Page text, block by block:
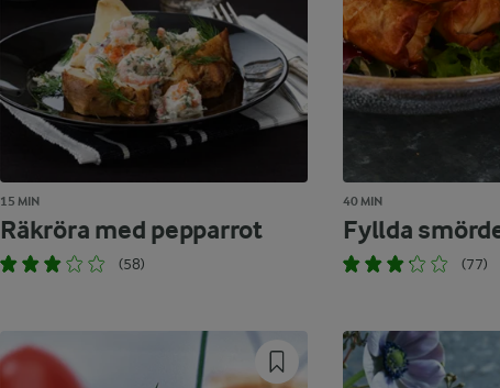
15 MIN
Räkröra med pepparrot
(58)
40 MIN
Fyllda
(77)